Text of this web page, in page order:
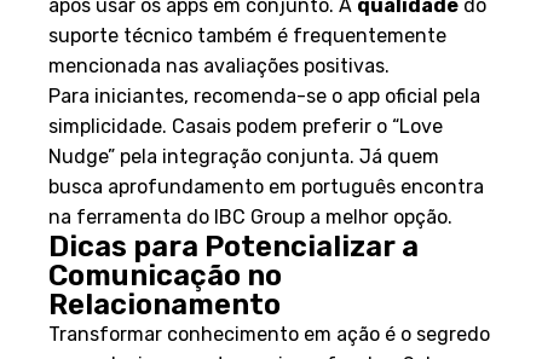
após usar os apps em conjunto. A qualidade do
suporte técnico também é frequentemente
mencionada nas avaliações positivas.
Para iniciantes, recomenda-se o app oficial pela
simplicidade. Casais podem preferir o “Love
Nudge” pela integração conjunta. Já quem
busca aprofundamento em português encontra
na ferramenta do IBC Group a melhor opção.
Dicas para Potencializar a
Comunicação no
Relacionamento
Transformar conhecimento em ação é o segredo